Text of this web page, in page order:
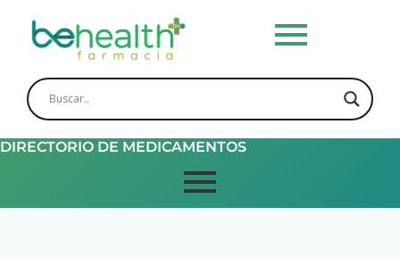
DIRECTORIO DE MEDICAMENTOS